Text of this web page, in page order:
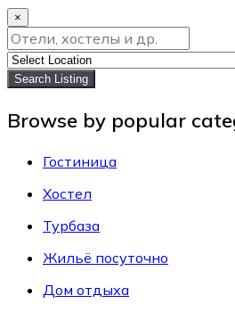
×
Search Listing
Browse by popular
Гостиница
Хостел
Турбаза
Жильё посуточно
Дом отдыха